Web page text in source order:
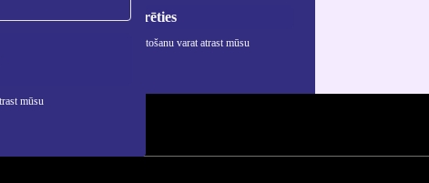
mūsu
Reģistrēties
par personas datu izmantošanu varat atrast mūsu
politikā